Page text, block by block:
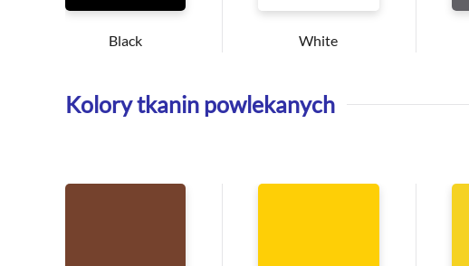
Black White
Kolory tkanin powlekanych